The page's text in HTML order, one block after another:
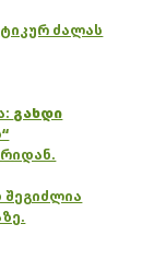
ძალას
გახდი